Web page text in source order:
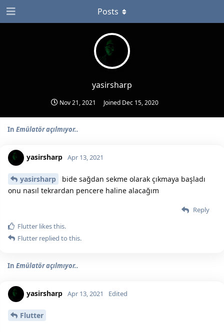
yasirsharp
Nov 21, 2021 Joined Dec 15, 2020
Posts
In Emülatör açılmıyor..
yasirsharp Apr 13, 2021
yasirsharp
bide sağdan sekme olarak çıkmaya başladı
onu nasıl tekrardan pencere haline alacağım
Reply
Flutter likes this.
Flutter replied to this.
In Emülatör açılmıyor..
yasirsharp Apr 13, 2021 Edited
Flutter